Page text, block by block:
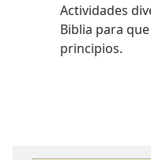
Actividades
Biblia para
principios.